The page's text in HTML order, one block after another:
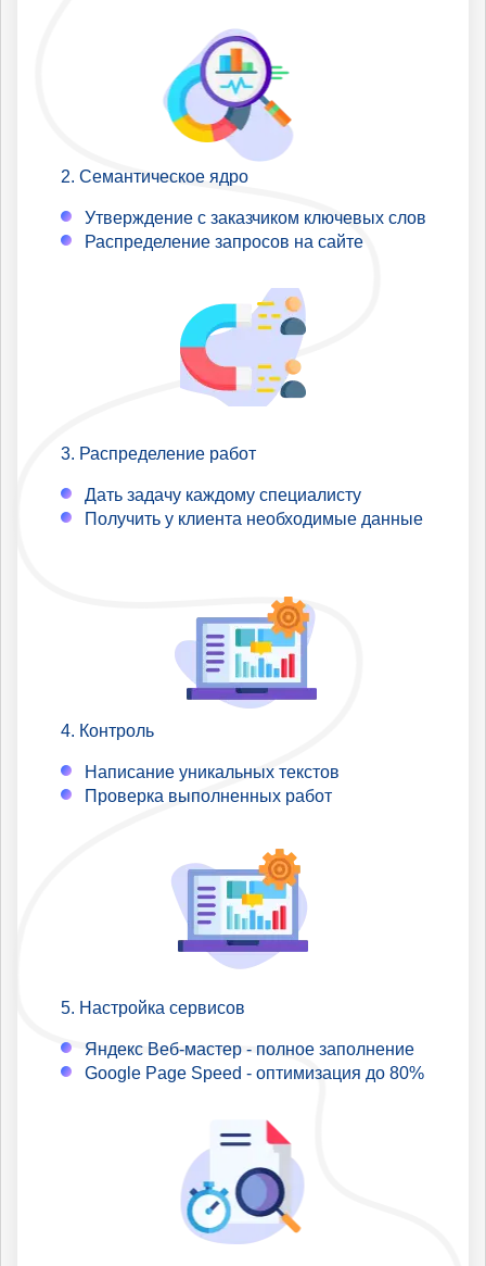
Семантическое ядро
Утверждение с заказчиком ключевых слов
Распределение запросов на сайте
Распределение работ
Дать задачу каждому специалисту
Получить у клиента необходимые данные
Контроль
Написание уникальных текстов
Проверка выполненных работ
Настройка сервисов
Яндекс Веб-мастер - полное заполнение
Google Page Speed - оптимизация до 80%